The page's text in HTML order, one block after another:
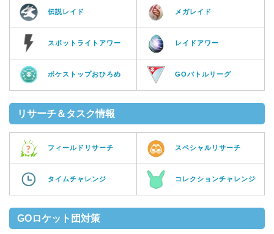
伝説レイド メガレイド
スポットライトアワー レイドアワー
ポケストップおひろめ GOバトルリーグ
リサーチ＆タスク情報
フィールドリサーチ スペシャルリサーチ
タイムチャレンジ コレクションチャレンジ
GOロケット団対策